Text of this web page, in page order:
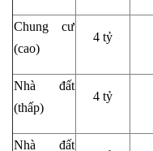
Chung cư
(cao)
4 tỷ
Nhà đất
(thấp)
4 tỷ
Nhà đất